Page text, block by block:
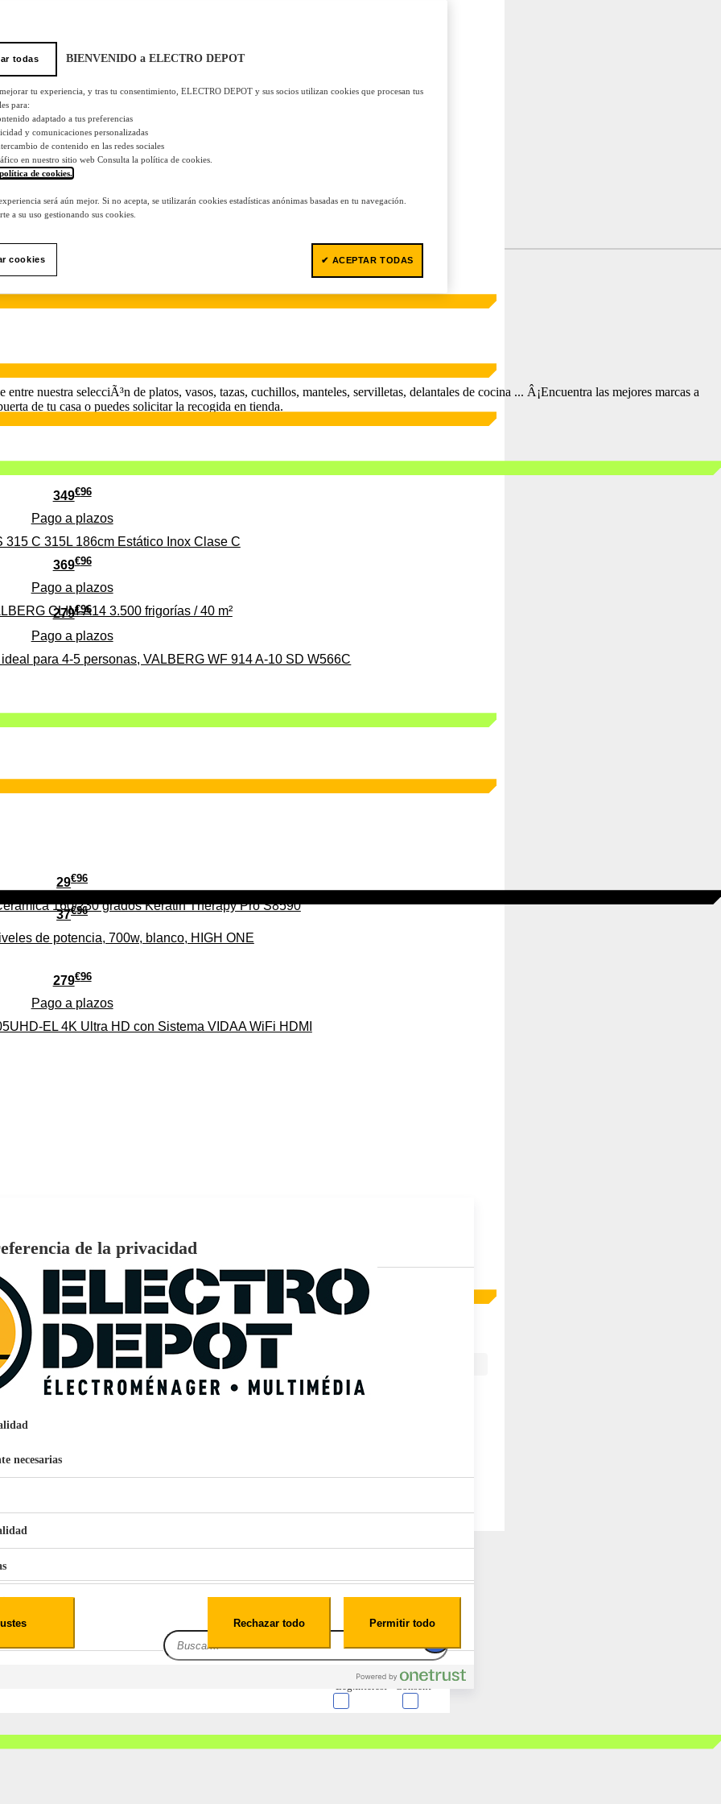
279€96
Pago a plazos
para 4-5 personas, VALBERG WF 914 A-10 SD W566C
349€96
Pago a plazos
C 315L 186cm Estático Inox Clase C
37€96
de potencia, 700w, blanco, HIGH ONE
369€96
Pago a plazos
CLIM-A14 3.500 frigorías / 40 m²
1,1L Limpia Sofás Alfombras Coche SP3
29€96
160/230 grados Keratin Therapy Pro S8590
279€96
Pago a plazos
EL 4K Ultra HD con Sistema VIDAA WiFi HDMI
159€ 96
Pago aplazos
EcoTank EPSON ET-2861
nuestra selecciÃ³n de platos, vasos, tazas, cuchillos, manteles, servilletas, delantales de cocina ... Â¡Encuentra las mejores marcas a
de tu casa o puedes solicitar la recogida en tienda.
todas BIENVENIDO a ELECTRO DEPOT
tu experiencia, y tras tu consentimiento, ELECTRO DEPOT y sus socios utilizan cookies que procesan tus
para:
adaptado a tus preferencias
y comunicaciones personalizadas
de contenido en las redes sociales
en nuestro sitio web Consulta la política de cookies.
de cookies.
será aún mejor. Si no acepta, se utilizarán cookies estadísticas anónimas basadas en tu navegación.
a su uso gestionando sus cookies.
cookies ✔ ACEPTAR TODAS
de la privacidad
necesarias
Consent
Leg.Interest
Rechazar todo Permitir todo